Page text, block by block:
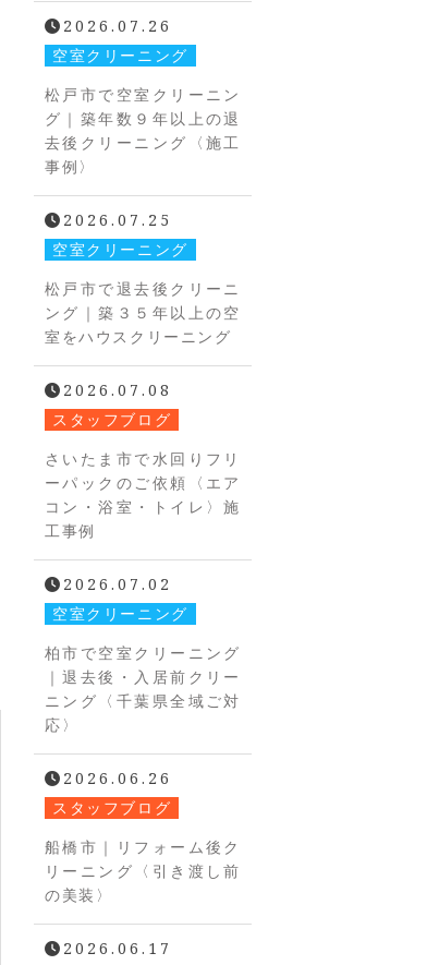
2026.07.26
空室クリーニング
松戸市で空室クリーニン
グ｜築年数９年以上の退
去後クリーニング〈施工
事例〉
2026.07.25
空室クリーニング
松戸市で退去後クリーニ
ング｜築３５年以上の空
室をハウスクリーニング
2026.07.08
スタッフブログ
さいたま市で水回りフリ
ーパックのご依頼〈エア
コン・浴室・トイレ〉施
工事例
2026.07.02
空室クリーニング
柏市で空室クリーニング
｜退去後・入居前クリー
ニング〈千葉県全域ご対
応〉
2026.06.26
スタッフブログ
船橋市｜リフォーム後ク
リーニング〈引き渡し前
の美装〉
2026.06.17